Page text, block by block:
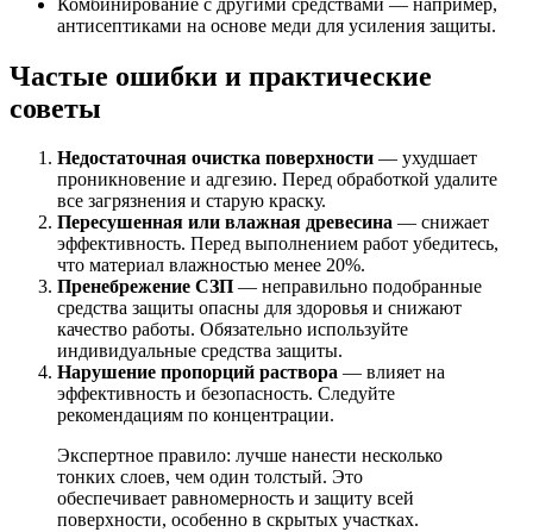
антисептиками на основе меди для усиления защиты.
Частые ошибки и практические
советы
Недостаточная очистка поверхности — ухудшает
проникновение и адгезию. Перед обработкой удалите
все загрязнения и старую краску.
Пересушенная или влажная древесина — снижает
эффективность. Перед выполнением работ убедитесь,
что материал влажностью менее 20%.
Пренебрежение СЗП — неправильно подобранные
средства защиты опасны для здоровья и снижают
качество работы. Обязательно используйте
индивидуальные средства защиты.
Нарушение пропорций раствора — влияет на
эффективность и безопасность. Следуйте
рекомендациям по концентрации.
Экспертное правило: лучше нанести несколько
тонких слоев, чем один толстый. Это
обеспечивает равномерность и защиту всей
поверхности, особенно в скрытых участках.